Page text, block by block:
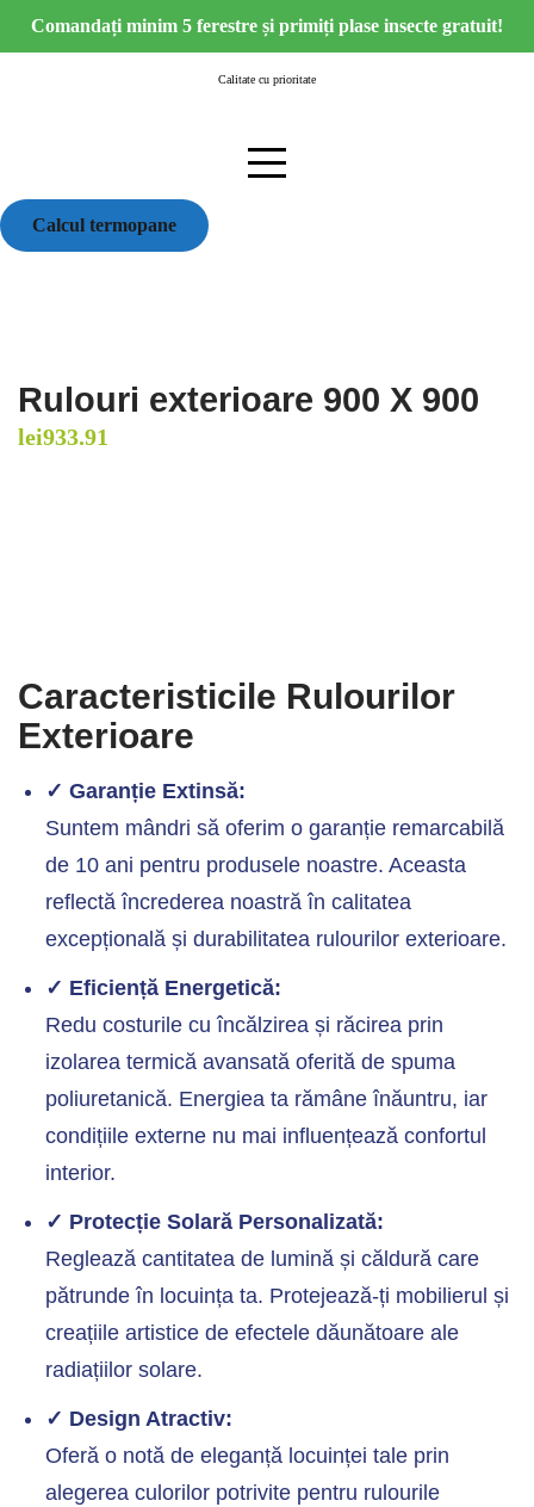
Comandați minim 5 ferestre și primiți plase insecte gratuit!
Calitate cu prioritate
Calcul termopane
Rulouri exterioare 900 X 900
lei933.91
Caracteristicile Rulourilor
Exterioare
✓ Garanție Extinsă:
Suntem mândri să oferim o garanție remarcabilă
de 10 ani pentru produsele noastre. Aceasta
reflectă încrederea noastră în calitatea
excepțională și durabilitatea rulourilor exterioare.
✓ Eficiență Energetică:
Redu costurile cu încălzirea și răcirea prin
izolarea termică avansată oferită de spuma
poliuretanică. Energiea ta rămâne înăuntru, iar
condițiile externe nu mai influențează confortul
interior.
✓ Protecție Solară Personalizată:
Reglează cantitatea de lumină și căldură care
pătrunde în locuința ta. Protejează-ți mobilierul și
creațiile artistice de efectele dăunătoare ale
radiațiilor solare.
✓ Design Atractiv:
Oferă o notă de eleganță locuinței tale prin
alegerea culorilor potrivite pentru rulourile